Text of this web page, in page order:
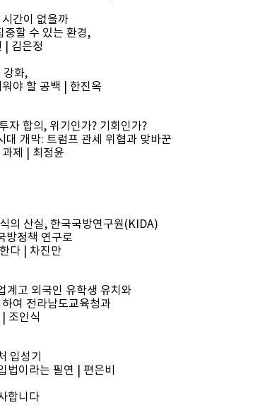
간이 없을까
중할 수 있는 환경,
| 김은정
강화,
야 할 공백 | 한진옥
자 합의, 위기인가? 기회인가?
대 개막: 트럼프 관세 위협과 맞바꾼
제 | 최정윤
의 산실, 한국국방연구원(KIDA)
방정책 연구로
다 | 차진만
계고 외국인 유학생 유치와
여 전라남도교육청과
조인식
입성기
법이라는 필연 | 편은비
합니다